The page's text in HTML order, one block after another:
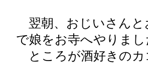
翌朝、おじいさんと
で娘をお寺へやりま
ところが酒好きのカ